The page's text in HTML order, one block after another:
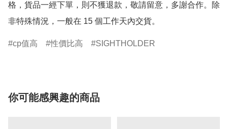
格，貨品一經下單，則不獲退款，敬請留意，多謝合作。除
非特殊情況，一般在 15 個工作天內交貨。
cp值高 性價比高 SIGHTHOLDER
你可能感興趣的商品